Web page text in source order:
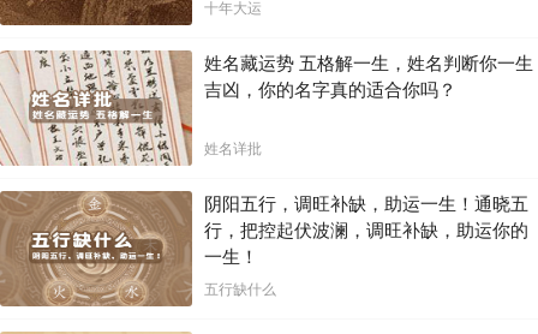
十年大运
姓名藏运势 五格解一生，姓名判断你一生
吉凶，你的名字真的适合你吗？
姓名详批
阴阳五行，调旺补缺，助运一生！通晓五
行，把控起伏波澜，调旺补缺，助运你的
一生！
五行缺什么